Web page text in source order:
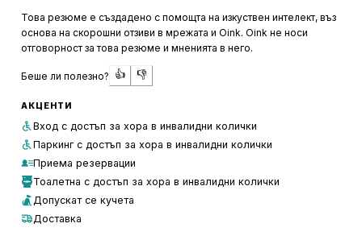
съответствие с качеството на предлаганите напитки,
което прави посещението тук удовлетворяващо
разположен в малка градинка, което допринася за
уютната и спокойна атмосфера. Макар че мястото е
популярно и понякога е трудно да се намери свободна
маса, посетителите смятат, че чакането си заслужава.
Единственият недостатък, който се споменава, е
присъствието на бездомници в близост, но това не
Това резюме е създадено с помощта на изкуствен интелект, въз
основа на скорошни отзиви в мрежата и Oink. Oink не носи
отговорност за това резюме и мненията в него.
Беше ли полезно? 👍 👎
АКЦЕНТИ
Вход с достъп за хора в инвалидни колички
Паркинг с достъп за хора в инвалидни колички
Приема резервации
Тоалетна с достъп за хора в инвалидни колички
Допускат се кучета
Доставка